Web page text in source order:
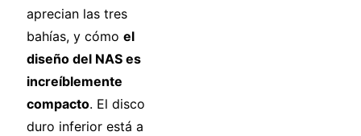
aprecian las tres
bahías, y cómo el
diseño del NAS es
increíblemente
compacto. El disco
duro inferior está a